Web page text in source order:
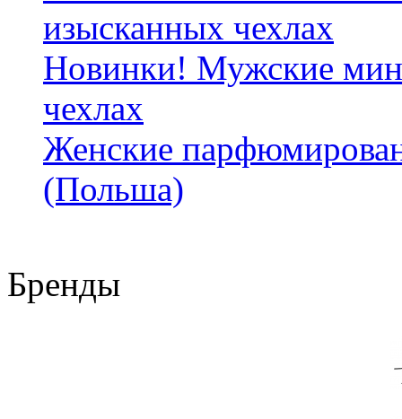
изысканных чехлах
Новинки! Мужские
чехлах
Женские
(Польша)
Бренды